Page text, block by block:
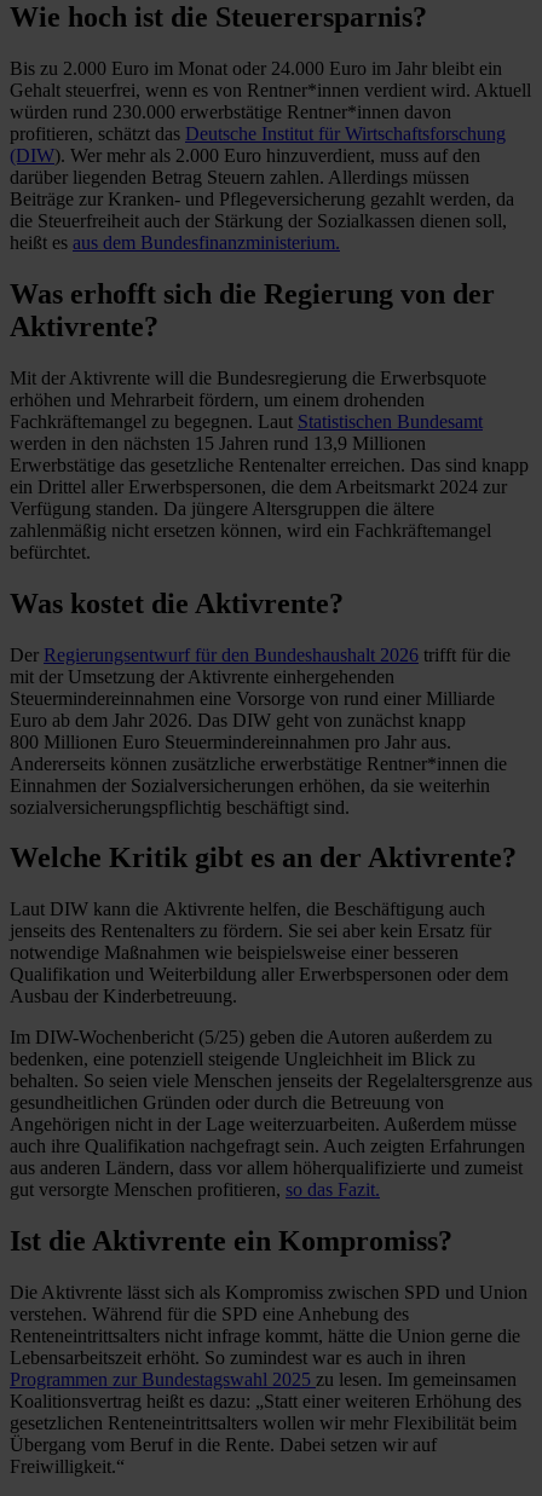
Wie hoch ist die Steuerersparnis?
Bis zu 2.000 Euro im Monat oder 24.000 Euro im Jahr bleibt ein
Gehalt steuerfrei, wenn es von Rentner*innen verdient wird. Aktuell
würden rund 230.000 erwerbstätige Rentner*innen davon
profitieren, schätzt das Deutsche Institut für Wirtschaftsforschung
(DIW). Wer mehr als 2.000 Euro hinzuverdient, muss auf den
darüber liegenden Betrag Steuern zahlen. Allerdings müssen
Beiträge zur Kranken- und Pflegeversicherung gezahlt werden, da
die Steuerfreiheit auch der Stärkung der Sozialkassen dienen soll,
heißt es aus dem Bundesfinanzministerium.
Was erhofft sich die Regierung von der
Aktivrente?
Mit der Aktivrente will die Bundesregierung die Erwerbsquote
erhöhen und Mehrarbeit fördern, um einem drohenden
Fachkräftemangel zu begegnen. Laut Statistischen Bundesamt
werden in den nächsten 15 Jahren rund 13,9 Millionen
Erwerbstätige das gesetzliche Rentenalter erreichen. Das sind knapp
ein Drittel aller Erwerbspersonen, die dem Arbeitsmarkt 2024 zur
Verfügung standen. Da jüngere Altersgruppen die ältere
zahlenmäßig nicht ersetzen können, wird ein Fachkräftemangel
befürchtet.
Was kostet die Aktivrente?
Der Regierungsentwurf für den Bundeshaushalt 2026 trifft für die
mit der Umsetzung der Aktivrente einhergehenden
Steuermindereinnahmen eine Vorsorge von rund einer Milliarde
Euro ab dem Jahr 2026. Das DIW geht von zunächst knapp
800 Millionen Euro Steuermindereinnahmen pro Jahr aus.
Andererseits können zusätzliche erwerbstätige Rentner*innen die
Einnahmen der Sozialversicherungen erhöhen, da sie weiterhin
sozialversicherungspflichtig beschäftigt sind.
Welche Kritik gibt es an der Aktivrente?
Laut DIW kann die Aktivrente helfen, die Beschäftigung auch
jenseits des Rentenalters zu fördern. Sie sei aber kein Ersatz für
notwendige Maßnahmen wie beispielsweise einer besseren
Qualifikation und Weiterbildung aller Erwerbspersonen oder dem
Ausbau der Kinderbetreuung.
Im DIW-Wochenbericht (5/25) geben die Autoren außerdem zu
bedenken, eine potenziell steigende Ungleichheit im Blick zu
behalten. So seien viele Menschen jenseits der Regelaltersgrenze aus
gesundheitlichen Gründen oder durch die Betreuung von
Angehörigen nicht in der Lage weiterzuarbeiten. Außerdem müsse
auch ihre Qualifikation nachgefragt sein. Auch zeigten Erfahrungen
aus anderen Ländern, dass vor allem höherqualifizierte und zumeist
gut versorgte Menschen profitieren, so das Fazit.
Ist die Aktivrente ein Kompromiss?
Die Aktivrente lässt sich als Kompromiss zwischen SPD und Union
verstehen. Während für die SPD eine Anhebung des
Renteneintrittsalters nicht infrage kommt, hätte die Union gerne die
Lebensarbeitszeit erhöht. So zumindest war es auch in ihren
Programmen zur Bundestagswahl 2025 zu lesen. Im gemeinsamen
Koalitionsvertrag heißt es dazu: „Statt einer weiteren Erhöhung des
gesetzlichen Renteneintrittsalters wollen wir mehr Flexibilität beim
Übergang vom Beruf in die Rente. Dabei setzen wir auf
Freiwilligkeit.“